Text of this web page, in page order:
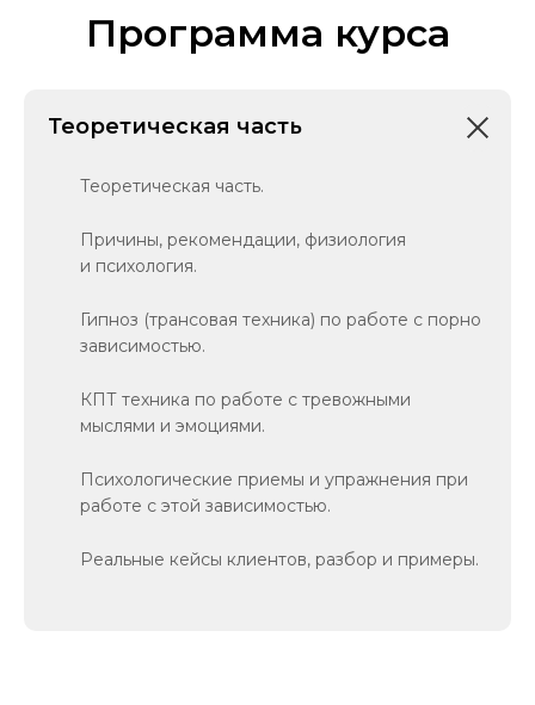
Программа курса
Теоретическая часть
Теоретическая часть.
Причины, рекомендации, физиология
и психология.
Гипноз (трансовая техника) по работе с порно
зависимостью.
КПТ техника по работе с тревожными
мыслями и эмоциями.
Психологические приемы и упражнения при
работе с этой зависимостью.
Реальные кейсы клиентов, разбор и примеры.